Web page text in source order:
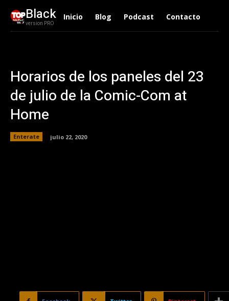
Black
version PRO
Inicio Blog Podcast Contacto
Horarios de los paneles del 23
de julio de la Comic-Com at
Home
Enterate julio 22, 2020